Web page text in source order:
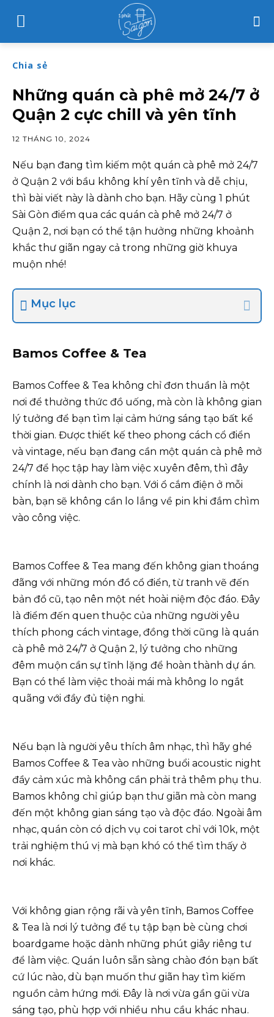
Chia sẻ
Những quán cà phê mở 24/7 ở
Quận 2 cực chill và yên tĩnh
12 THÁNG 10, 2024
Nếu bạn đang tìm kiếm một quán cà phê mở 24/7
ở Quận 2 với bầu không khí yên tĩnh và dễ chịu,
thì bài viết này là dành cho bạn. Hãy cùng 1 phút
Sài Gòn điểm qua các quán cà phê mở 24/7 ở
Quận 2, nơi bạn có thể tận hưởng những khoảnh
khắc thư giãn ngay cả trong những giờ khuya
muộn nhé!
Mục lục
Bamos Coffee & Tea
Bamos Coffee & Tea không chỉ đơn thuần là một
nơi để thưởng thức đồ uống, mà còn là không gian
lý tưởng để bạn tìm lại cảm hứng sáng tạo bất kể
thời gian. Được thiết kế theo phong cách cổ điển
và vintage, nếu bạn đang cần một quán cà phê mở
24/7 để học tập hay làm việc xuyên đêm, thì đây
chính là nơi dành cho bạn. Với ổ cắm điện ở mỗi
bàn, bạn sẽ không cần lo lắng về pin khi đắm chìm
vào công việc.
Bamos Coffee & Tea mang đến không gian thoáng
đãng với những món đồ cổ điển, từ tranh vẽ đến
bản đồ cũ, tạo nên một nét hoài niệm độc đáo. Đây
là điểm đến quen thuộc của những người yêu
thích phong cách vintage, đồng thời cũng là quán
cà phê mở 24/7 ở Quận 2, lý tưởng cho những
đêm muộn cần sự tĩnh lặng để hoàn thành dự án.
Bạn có thể làm việc thoải mái mà không lo ngắt
quãng với đầy đủ tiện nghi.
Nếu bạn là người yêu thích âm nhạc, thì hãy ghé
Bamos Coffee & Tea vào những buổi acoustic night
đầy cảm xúc mà không cần phải trả thêm phụ thu.
Bamos không chỉ giúp bạn thư giãn mà còn mang
đến một không gian sáng tạo và độc đáo. Ngoài âm
nhạc, quán còn có dịch vụ coi tarot chỉ với 10k, một
trải nghiệm thú vị mà bạn khó có thể tìm thấy ở
nơi khác.
Với không gian rộng rãi và yên tĩnh, Bamos Coffee
& Tea là nơi lý tưởng để tụ tập bạn bè cùng chơi
boardgame hoặc dành những phút giây riêng tư
để làm việc. Quán luôn sẵn sàng chào đón bạn bất
cứ lúc nào, dù bạn muốn thư giãn hay tìm kiếm
nguồn cảm hứng mới. Đây là nơi vừa gần gũi vừa
sáng tạo, phù hợp với nhiều nhu cầu khác nhau.